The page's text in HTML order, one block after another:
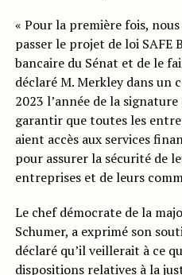
« Pour la première fois,
passer le projet de loi SAFE
bancaire du Sénat et de le
déclaré M. Merkley dans un
2023 l’année de la
garantir que toutes les
aient accès aux services
pour assurer la sécurité de
entreprises et de leurs
Le chef démocrate de la
Schumer, a exprimé son
déclaré qu’il veillerait à ce
dispositions relatives à la